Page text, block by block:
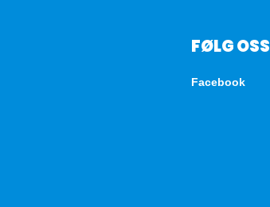
FØLG OSS
Facebook